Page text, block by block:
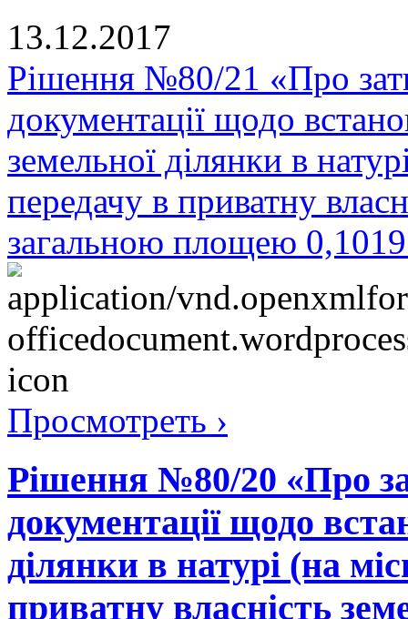
13.12.2017
Рішення №80/21 «Про
документації щодо
земельної ділянки в
передачу в приватну
загальною площею
Просмотреть ›
Рішення №80/20 «Про
документації щодо
ділянки в натурі (на
приватну власність